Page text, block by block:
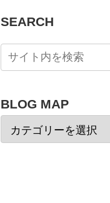
SEARCH
BLOG MAP